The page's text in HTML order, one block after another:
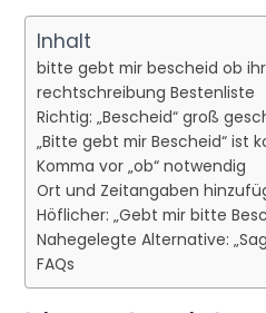
Inhalt
bitte gebt mir bescheid ob
rechtschreibung Bestenliste
Richtig: „Bescheid“ groß
„Bitte gebt mir Bescheid“ ist
Komma vor „ob“ notwendig
Ort und Zeitangaben
Höflicher: „Gebt mir bitte
Nahegelegte Alternative:
FAQs